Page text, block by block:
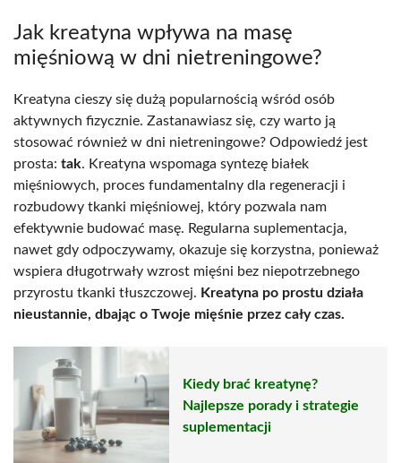
Jak kreatyna wpływa na masę
mięśniową w dni nietreningowe?
Kreatyna cieszy się dużą popularnością wśród osób
aktywnych fizycznie. Zastanawiasz się, czy warto ją
stosować również w dni nietreningowe? Odpowiedź jest
prosta: tak. Kreatyna wspomaga syntezę białek
mięśniowych, proces fundamentalny dla regeneracji i
rozbudowy tkanki mięśniowej, który pozwala nam
efektywnie budować masę. Regularna suplementacja,
nawet gdy odpoczywamy, okazuje się korzystna, ponieważ
wspiera długotrwały wzrost mięśni bez niepotrzebnego
przyrostu tkanki tłuszczowej. Kreatyna po prostu działa
nieustannie, dbając o Twoje mięśnie przez cały czas.
Kiedy brać kreatynę?
Najlepsze porady i strategie
suplementacji